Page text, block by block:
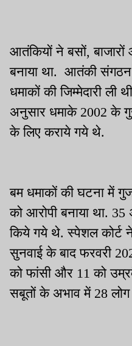
आतंकियों ने बसों,
बनाया था. आतंकी संगठन
धमाकों की जिम्मेदारी
अनुसार धमाके 2002 के
के लिए कराये गये थे.
बम धमाकों की घटना में
को आरोपी बनाया था.
किये गये थे. स्पेशल कोर्ट
सुनवाई के बाद फरवरी
को फांसी और 11 को
सबूतों के अभाव में 28 लोग